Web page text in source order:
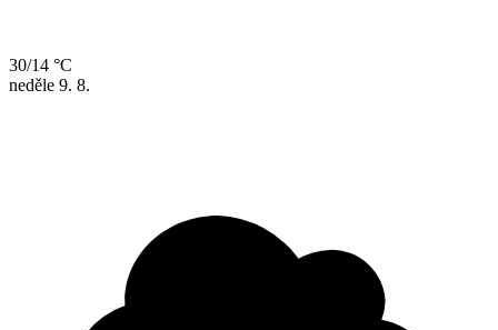
30/14 °C
neděle 9. 8.